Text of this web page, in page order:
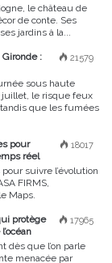
le château de
de conte. Ses
jardins à la...
21579
:
sous haute
juillet, le risque feux
que les fumées
18017
pour
réel
suivre l’évolution
FIRMS,
Maps.
17965
protège
dès que l’on parle
menacée par